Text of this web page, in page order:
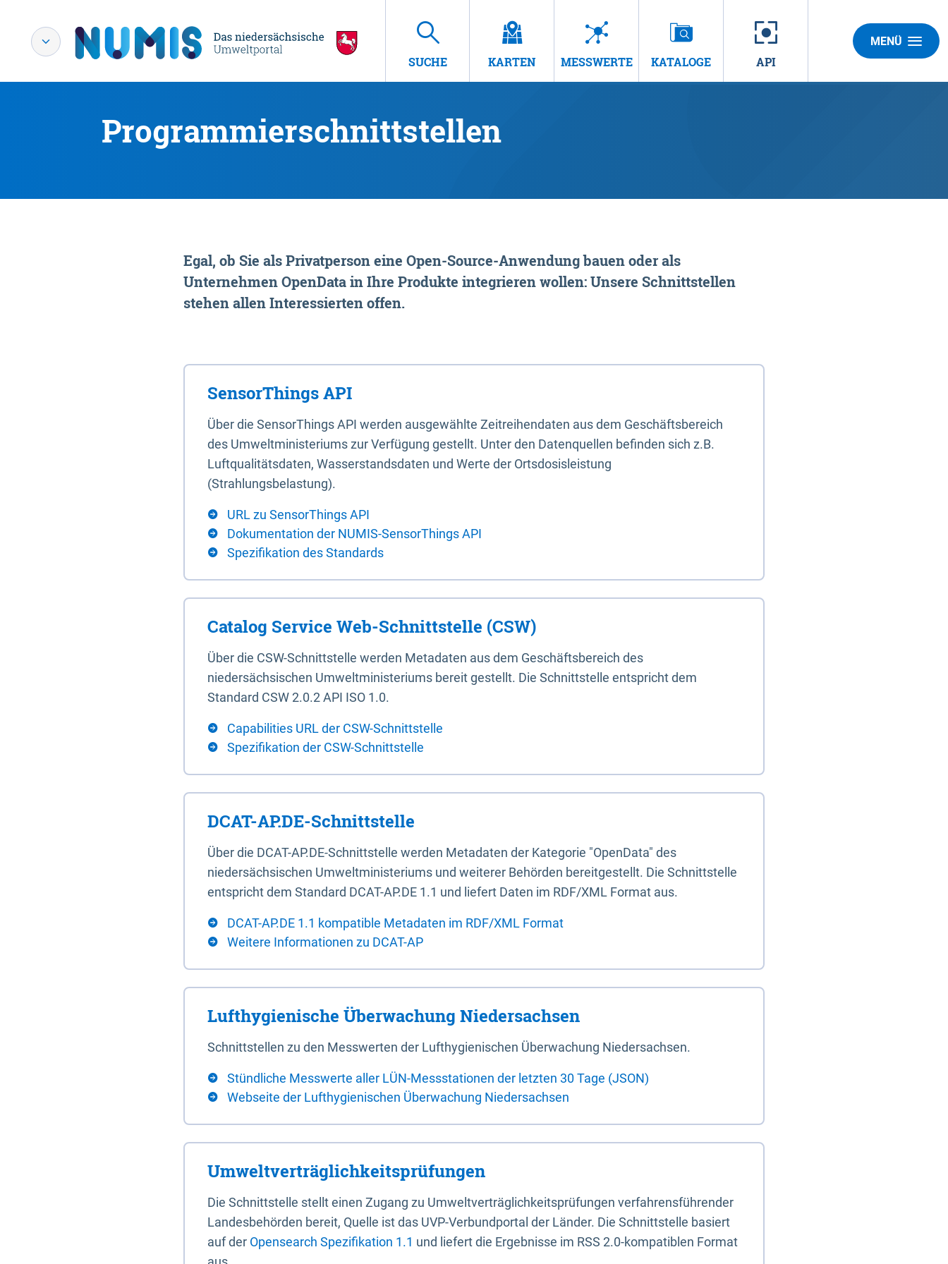
SUCHE KARTEN MESSWERTE KATALOGE API
MENÜ
Programmierschnittstellen
Egal, ob Sie als Privatperson eine Open-Source-Anwendung bauen oder als
Unternehmen OpenData in Ihre Produkte integrieren wollen: Unsere Schnittstellen
stehen allen Interessierten offen.
SensorThings API
Über die SensorThings API werden ausgewählte Zeitreihendaten aus dem Geschäftsbereich
des Umweltministeriums zur Verfügung gestellt. Unter den Datenquellen befinden sich z.B.
Luftqualitätsdaten, Wasserstandsdaten und Werte der Ortsdosisleistung
(Strahlungsbelastung).
URL zu SensorThings API
Dokumentation der NUMIS-SensorThings API
Spezifikation des Standards
Catalog Service Web-Schnittstelle (CSW)
Über die CSW-Schnittstelle werden Metadaten aus dem Geschäftsbereich des
niedersächsischen Umweltministeriums bereit gestellt. Die Schnittstelle entspricht dem
Standard CSW 2.0.2 API ISO 1.0.
Capabilities URL der CSW-Schnittstelle
Spezifikation der CSW-Schnittstelle
DCAT-AP.DE-Schnittstelle
Über die DCAT-AP.DE-Schnittstelle werden Metadaten der Kategorie "OpenData" des
niedersächsischen Umweltministeriums und weiterer Behörden bereitgestellt. Die Schnittstelle
entspricht dem Standard DCAT-AP.DE 1.1 und liefert Daten im RDF/XML Format aus.
DCAT-AP.DE 1.1 kompatible Metadaten im RDF/XML Format
Weitere Informationen zu DCAT-AP
Lufthygienische Überwachung Niedersachsen
Schnittstellen zu den Messwerten der Lufthygienischen Überwachung Niedersachsen.
Stündliche Messwerte aller LÜN-Messstationen der letzten 30 Tage (JSON)
Webseite der Lufthygienischen Überwachung Niedersachsen
Umweltverträglichkeitsprüfungen
Die Schnittstelle stellt einen Zugang zu Umweltverträglichkeitsprüfungen verfahrensführender
Landesbehörden bereit, Quelle ist das UVP-Verbundportal der Länder. Die Schnittstelle basiert
auf der Opensearch Spezifikation 1.1 und liefert die Ergebnisse im RSS 2.0-kompatiblen Format